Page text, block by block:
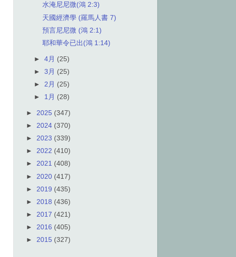
水淹尼尼微(鴻 2:3)
天國經濟學 (羅馬人書 7)
預言尼尼微 (鴻 2:1)
耶和華令已出(鴻 1:14)
►4月 (25)
►3月 (25)
► 2月 (25)
► 1月 (28)
► 2025 (347)
► 2024 (370)
► 2023 (339)
► 2022 (410)
► 2021 (408)
► 2020 (417)
► 2019 (435)
► 2018 (436)
► 2017 (421)
► 2016 (405)
► 2015 (327)